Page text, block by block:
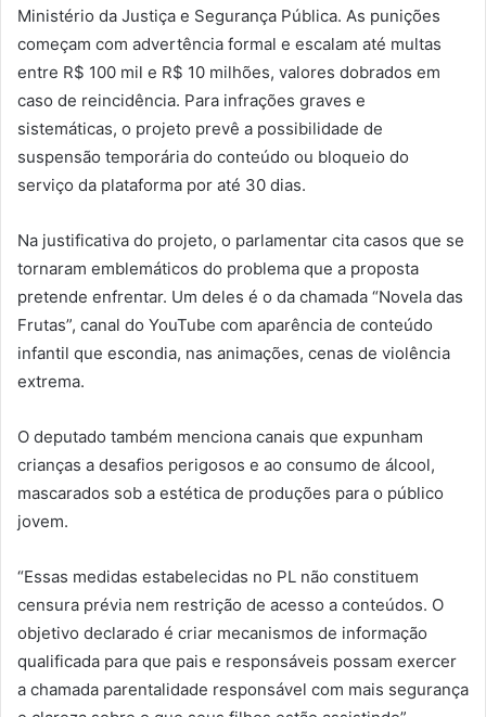
Ministério da Justiça e Segurança Pública. As punições
começam com advertência formal e escalam até multas
entre R$ 100 mil e R$ 10 milhões, valores dobrados em
caso de reincidência. Para infrações graves e
sistemáticas, o projeto prevê a possibilidade de
suspensão temporária do conteúdo ou bloqueio do
serviço da plataforma por até 30 dias.
Na justificativa do projeto, o parlamentar cita casos que se
tornaram emblemáticos do problema que a proposta
pretende enfrentar. Um deles é o da chamada “Novela das
Frutas”, canal do YouTube com aparência de conteúdo
infantil que escondia, nas animações, cenas de violência
extrema.
O deputado também menciona canais que expunham
crianças a desafios perigosos e ao consumo de álcool,
mascarados sob a estética de produções para o público
jovem.
“Essas medidas estabelecidas no PL não constituem
censura prévia nem restrição de acesso a conteúdos. O
objetivo declarado é criar mecanismos de informação
qualificada para que pais e responsáveis possam exercer
a chamada parentalidade responsável com mais segurança